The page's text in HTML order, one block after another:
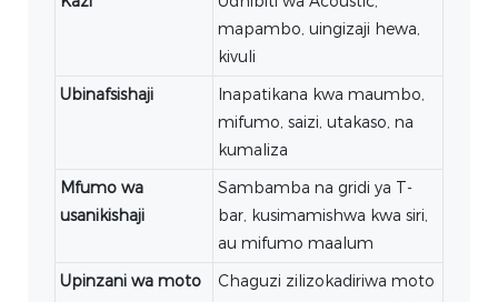
mapambo, uingizaji hewa,
kivuli
Ubinafsishaji
Inapatikana kwa maumbo,
mifumo, saizi, utakaso, na
kumaliza
Mfumo wa
usanikishaji
Sambamba na gridi ya T-
bar, kusimamishwa kwa siri,
au mifumo maalum
Upinzani wa moto
Chaguzi zilizokadiriwa moto